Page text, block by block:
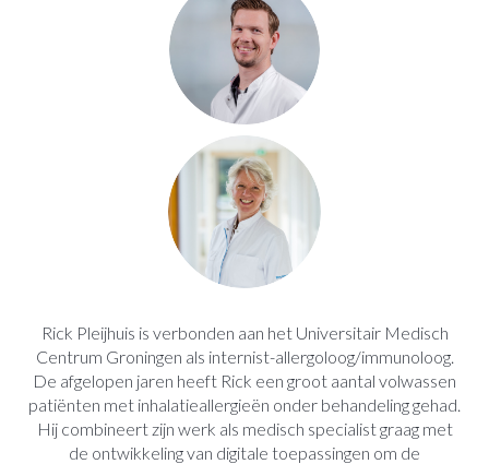
Rick Pleijhuis is verbonden aan het Universitair Medisch
Centrum Groningen als internist-allergoloog/immunoloog.
De afgelopen jaren heeft Rick een groot aantal volwassen
patiënten met inhalatieallergieën onder behandeling gehad.
Hij combineert zijn werk als medisch specialist graag met
de ontwikkeling van digitale toepassingen om de